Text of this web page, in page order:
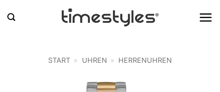
Inhalt
START » UHREN » HERRENUHREN